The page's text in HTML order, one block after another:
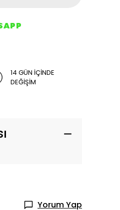
14 GÜN İÇİNDE
DEĞİŞİM
Yorum Yap